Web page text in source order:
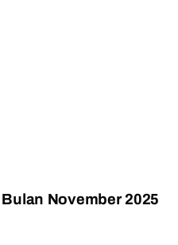
November 2025